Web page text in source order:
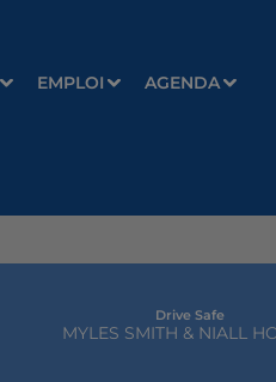
EMPLOI AGENDA
Drive Safe
MYLES SMITH & NIALL